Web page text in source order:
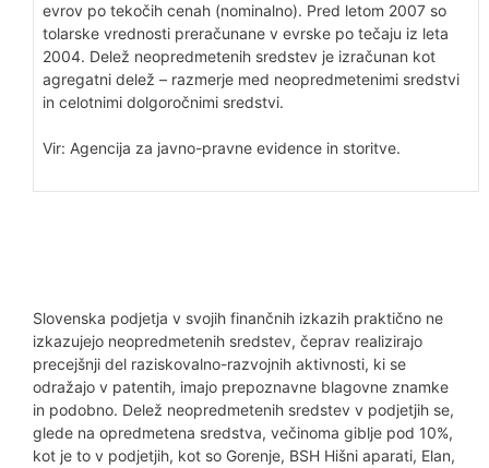
evrov po tekočih cenah (nominalno). Pred letom 2007 so
tolarske vrednosti preračunane v evrske po tečaju iz leta
2004. Delež neopredmetenih sredstev je izračunan kot
agregatni delež – razmerje med neopredmetenimi sredstvi
in celotnimi dolgoročnimi sredstvi.
Vir: Agencija za javno-pravne evidence in storitve.
Slovenska podjetja v svojih finančnih izkazih praktično ne
izkazujejo neopredmetenih sredstev, čeprav realizirajo
precejšnji del raziskovalno-razvojnih aktivnosti, ki se
odražajo v patentih, imajo prepoznavne blagovne znamke
in podobno. Delež neopredmetenih sredstev v podjetjih se,
glede na opredmetena sredstva, večinoma giblje pod 10%,
kot je to v podjetjih, kot so Gorenje, BSH Hišni aparati, Elan,